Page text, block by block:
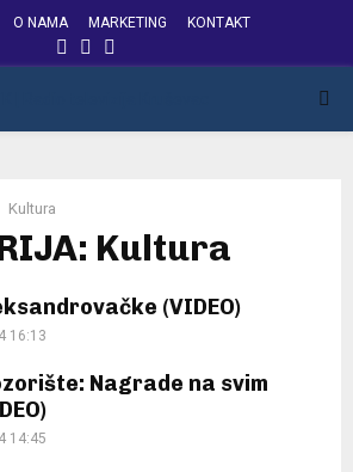
O NAMA MARKETING KONTAKT
FACEBOOK
INSTAGRAM
Kultura
Kultura
(VIDEO)
16:13
Nagrade na svim
14:45